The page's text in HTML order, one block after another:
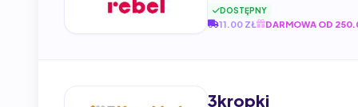
DOSTĘPNY
11.00 ZŁ DARMOWA OD
3kropki